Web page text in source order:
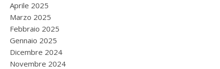
Aprile 2025
Marzo 2025
Febbraio 2025
Gennaio 2025
Dicembre 2024
Novembre 2024